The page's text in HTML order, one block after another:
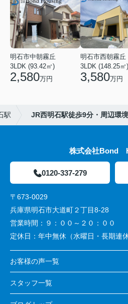
明石市中朝霧丘
3LDK (93.42㎡)
2,580万円
明石市西朝霧丘
3LDK (148.25㎡)
3,580万円
駅 JR西明石駅徒歩9分・周辺環
株式会社Bond
0120-337-279
〒673-0029
兵庫県明石市大道町２丁目8-28
営業時間： ９：００～２０：００
定休日： 年中無休（水曜日・長期連
お客様の声一覧
スタッフ一覧